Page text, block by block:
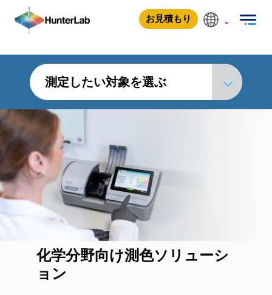
お見積もり
化学
化学
測定したい対象を選ぶ
化学分野向け測色ソリューシ
ョン